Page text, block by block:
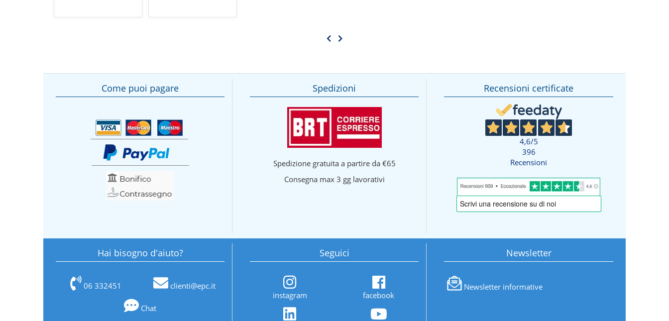
Come puoi pagare Spedizioni
Spedizione gratuita a partire da €65
Consegna max 3 gg lavorativi
Recensioni certificate
4,6/5
396
Recensioni
Hai bisogno d'aiuto?
06 332451 clienti@epc.it
Chat
Seguici
instagram facebook
Newsletter
Newsletter informative